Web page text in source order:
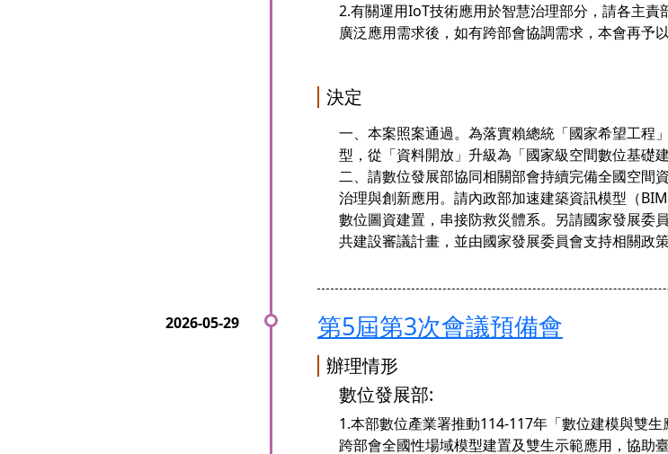
2.有關運用IoT技術應用於智慧治理部分，請各主
廣泛應用需求後，如有跨部會協調需求，本會再予以
決定
一、本案照案通過。為落實賴總統「國家希望工程
型，從「資料開放」升級為「國家級空間數位基礎
二、請數位發展部協同相關部會持續完備全國空間
治理與創新應用。請內政部加速建築資訊模型（
數位圖資建置，串接防救災體系。另請國家發展委
共建設審議計畫，並由國家發展委員會支持相關政策
第5屆第3次會議預備會
辦理情形
數位發展部:
1.本部數位產業署推動114-117年「數位建模與雙
跨部會全國性場域模型建置及雙生示範應用，協助